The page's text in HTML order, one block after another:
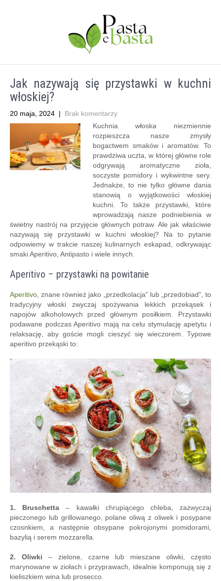
Jak nazywają się przystawki w kuchni
włoskiej?
20 maja, 2024 | Brak komentarzy
Kuchnia włoska niezmiennie
rozpieszcza nasze zmysły
bogactwem smaków i aromatów. To
prawdziwa uczta, w której główne role
odgrywają aromatyczne zioła,
soczyste pomidory i wykwintne sery.
Jednakże, to nie tylko główne dania
stanowią o wyjątkowości włoskiej
kuchni. To także przystawki, które
wprowadzają nasze podniebienia w
świetny nastrój na przyjęcie głównych potraw. Ale jak właściwie
nazywają się przystawki w kuchni włoskiej? Na to pytanie
odpowiemy w trakcie naszej kulinarnych eskapad, odkrywając
smaki Aperitivo, Antipasto i wiele innych.
Aperitivo – przystawki na powitanie
Aperitivo , znane również jako „przedkolacja” lub „przedobiad”, to
tradycyjny włoski zwyczaj spożywania lekkich przekąsek i
napojów alkoholowych przed głównym posiłkiem. Przystawki
podawane podczas Aperitivo mają na celu stymulację apetytu i
relaksację, aby goście mogli cieszyć się wieczorem. Typowe
aperitivo przekąski to:
1. Bruschetta – kawałki chrupiącego chleba, zazwyczaj
pieczonego lub grillowanego, polane oliwą z oliwek i posypane
czosnkiem, a następnie obsypane pokrojonymi pomidorami,
bazylią i serem mozzarella.
2. Oliwki – zielone, czarne lub mieszane oliwki, często
marynowane w ziołach i przyprawach, idealnie komponują się z
kieliszkiem wina lub prosecco.